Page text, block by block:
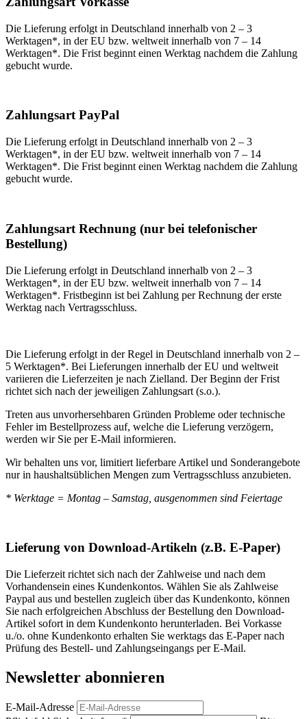
Die Lieferung erfolgt in Deutschland innerhalb von 2 – 3
Werktagen*, in der EU bzw. weltweit innerhalb von 7 – 14
Werktagen*. Die Frist beginnt einen Werktag nachdem die Zahlung
gebucht wurde.
Zahlungsart PayPal
Die Lieferung erfolgt in Deutschland innerhalb von 2 – 3
Werktagen*, in der EU bzw. weltweit innerhalb von 7 – 14
Werktagen*. Die Frist beginnt einen Werktag nachdem die Zahlung
gebucht wurde.
Zahlungsart Rechnung (nur bei telefonischer
Bestellung)
Die Lieferung erfolgt in Deutschland innerhalb von 2 – 3
Werktagen*, in der EU bzw. weltweit innerhalb von 7 – 14
Werktagen*. Fristbeginn ist bei Zahlung per Rechnung der erste
Werktag nach Vertragsschluss.
Die Lieferung erfolgt in der Regel in Deutschland innerhalb von 2 –
5 Werktagen*. Bei Lieferungen innerhalb der EU und weltweit
variieren die Lieferzeiten je nach Zielland. Der Beginn der Frist
richtet sich nach der jeweiligen Zahlungsart (s.o.).
Treten aus unvorhersehbaren Gründen Probleme oder technische
Fehler im Bestellprozess auf, welche die Lieferung verzögern,
werden wir Sie per E-Mail informieren.
Wir behalten uns vor, limitiert lieferbare Artikel und Sonderangebote
nur in haushaltsüblichen Mengen zum Vertragsschluss anzubieten.
* Werktage = Montag – Samstag, ausgenommen sind Feiertage
Lieferung von Download-Artikeln (z.B. E-Paper)
Die Lieferzeit richtet sich nach der Zahlweise und nach dem
Vorhandensein eines Kundenkontos. Wählen Sie als Zahlweise
Paypal aus und bestellen zugleich über das Kundenkonto, können
Sie nach erfolgreichen Abschluss der Bestellung den Download-
Artikel sofort in dem Kundenkonto herunterladen. Bei Vorkasse
u./o. ohne Kundenkonto erhalten Sie werktags das E-Paper nach
Prüfung des Bestell- und Zahlungseingangs per E-Mail.
Newsletter abonnieren
E-Mail-Adresse